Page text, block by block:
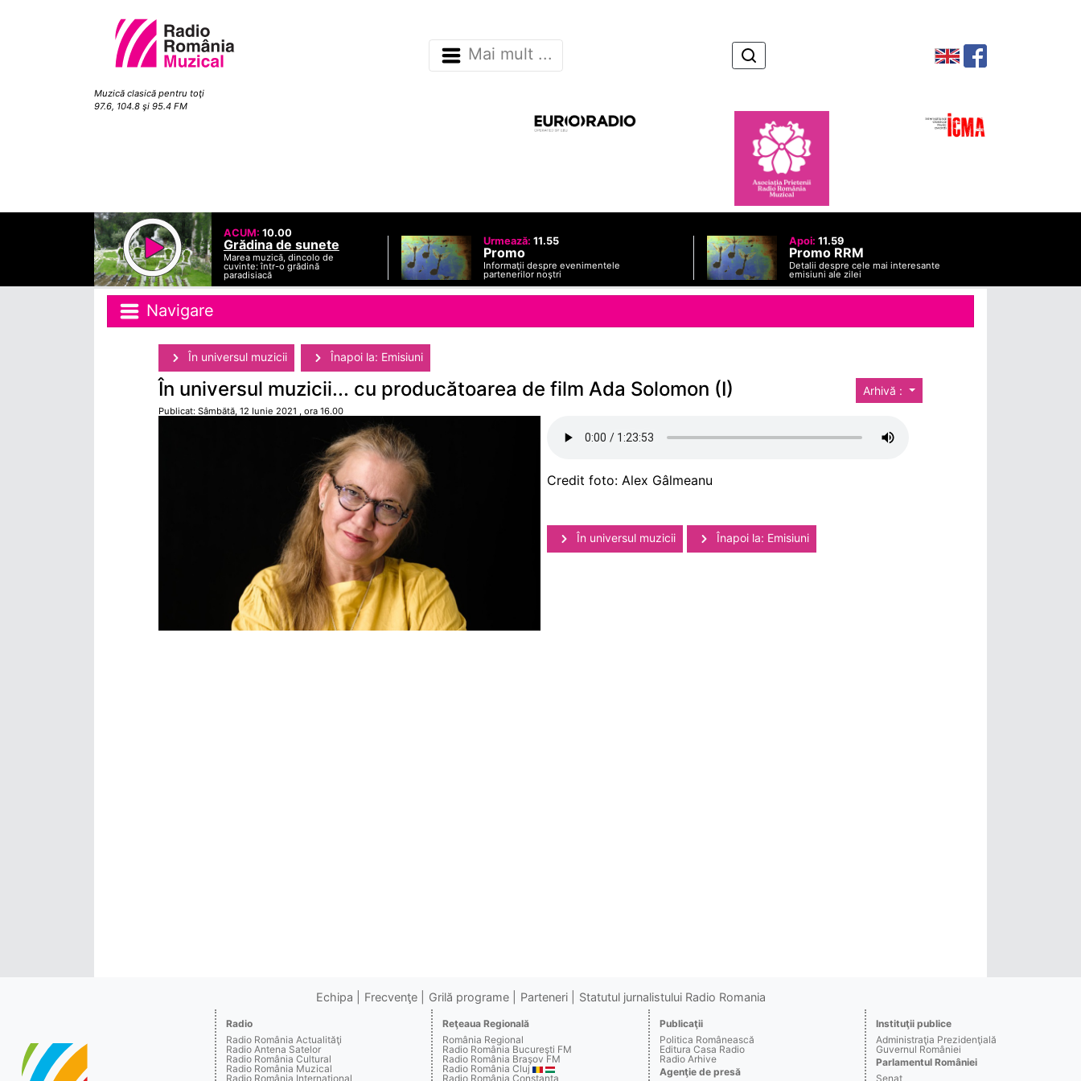
Muzică clasică pentru toţi
97.6, 104.8 şi 95.4 FM
Mai mult ...
ACUM: 10.00
Grădina de sunete
Marea muzică, dincolo de
cuvinte: într-o grădină
paradisiacă
Urmează: 11.55
Promo
Informaţii despre evenimentele
partenerilor noştri
Apoi: 11.59
Promo RRM
Detalii despre cele mai interesante
emisiuni ale zilei
Navigare
În universul muzicii Înapoi la: Emisiuni
Arhivă :
În universul muzicii... cu producătoarea de film Ada Solomon (I)
Publicat: Sâmbătă, 12 Iunie 2021 , ora 16.00
Credit foto: Alex Gâlmeanu
În universul muzicii Înapoi la: Emisiuni
Echipa Frecvenţe Grilă programe Parteneri Statutul jurnalistului Radio Romania
Radio
Radio România Actualităţi
Radio Antena Satelor
Radio România Cultural
Radio România Muzical
Radio România Internaţional
Reţeaua Regională
România Regional
Radio România Bucureşti FM
Radio România Braşov FM
Radio România Cluj
Radio România Constanţa
Publicaţii
Politica Românească
Editura Casa Radio
Radio Arhive
Agenţie de presă
Instituţii publice
Administraţia Prezidenţială
Guvernul României
Parlamentul României
Senat